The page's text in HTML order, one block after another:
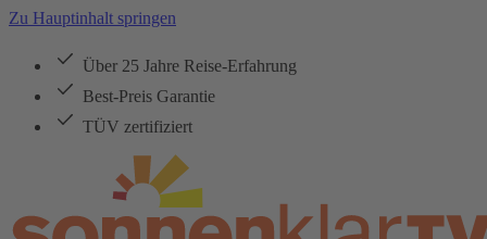
Zu Hauptinhalt springen
Über 25 Jahre Reise-Erfahrung
Best-Preis Garantie
TÜV zertifiziert